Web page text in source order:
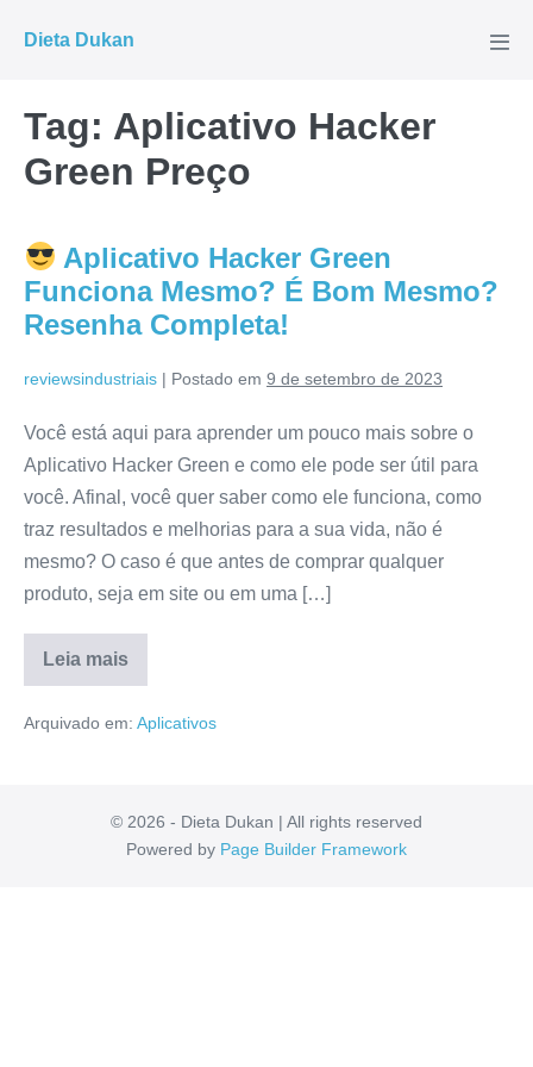
para
conteúdo
Dieta Dukan
Tag: Aplicativo Hacker
Green Preço
Aplicativo Hacker Green
Funciona Mesmo? É Bom Mesmo?
Resenha Completa!
reviewsindustriais | Postado em 9 de setembro de 2023
Você está aqui para aprender um pouco mais sobre o
Aplicativo Hacker Green e como ele pode ser útil para
você. Afinal, você quer saber como ele funciona, como
traz resultados e melhorias para a sua vida, não é
mesmo? O caso é que antes de comprar qualquer
produto, seja em site ou em uma […]
Leia mais
Aplicativo
Green
Mesmo?
Resenha
Completa!
Arquivado em: Aplicativos
© 2026 - Dieta Dukan | All rights reserved
Powered by Page Builder Framework